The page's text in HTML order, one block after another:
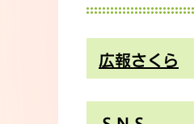
広報さくら